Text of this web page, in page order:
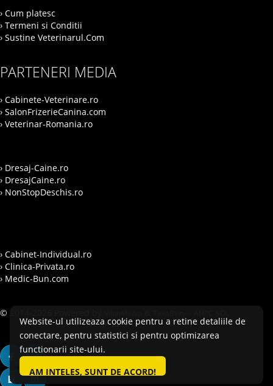
› Cum platesc
› Termeni si Conditii
› Sustine Veterinarul.Com
PARTENERI MEDIA
› Cabinete-Veterinare.ro
› SalonFrizerieCanina.com
› Veterinar-Romania.ro
› Dresaj-Caine.ro
› DresajCaine.ro
› NonStopDeschis.ro
› Cabinet-Individual.ro
› Clinica-Privata.ro
› Medic-Bun.com
© 2014-2026 Powered by
Website-ul utilizeaza cookie pentru a retine detaliile de
conectare, pentru statistici si pentru optimizarea
functionarii site-ului.
AM INTELES, SUNT DE ACORD!